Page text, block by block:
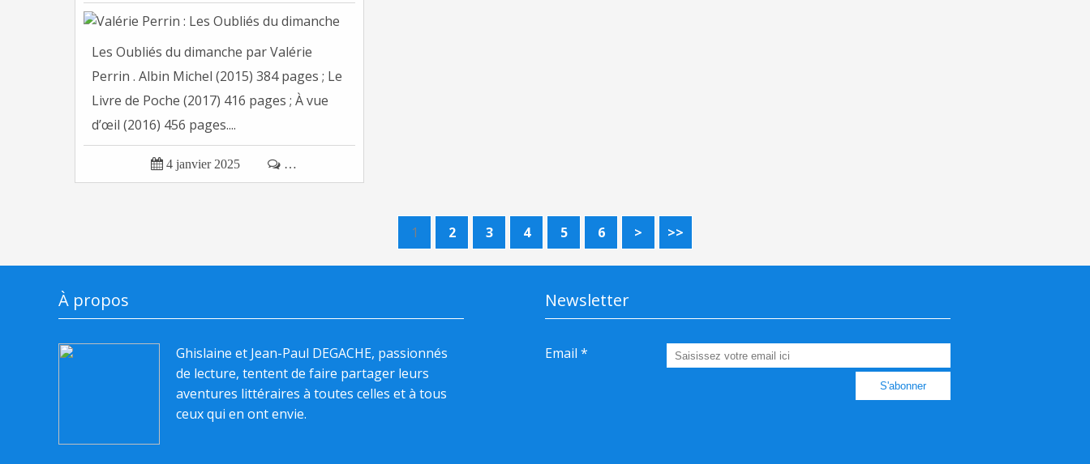
Les Oubliés du dimanche par Valérie
Perrin . Albin Michel (2015) 384 pages ; Le
Livre de Poche (2017) 416 pages ; À vue
d’œil (2016) 456 pages....
 4 janvier 2025  …
1 2 3 4 5 6 > >>
À propos
Ghislaine et Jean-Paul DEGACHE, passionnés
de lecture, tentent de faire partager leurs
aventures littéraires à toutes celles et à tous
ceux qui en ont envie.
Newsletter
Email